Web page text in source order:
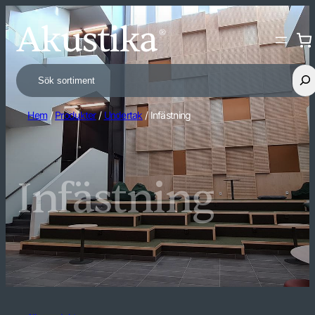
Search
Hem /Produkter/ Undertak / Infästning
Infästning